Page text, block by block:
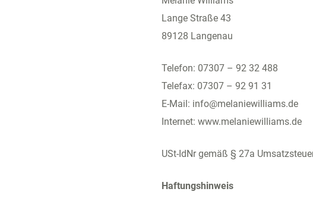
Lange Straße 43
89128 Langenau
Telefon: 07307 – 92 32 488
Telefax: 07307 – 92 91 31
E-Mail: info@melaniewilliams.de
Internet: www.melaniewilliams.de
USt-IdNr gemäß § 27a
Haftungshinweis